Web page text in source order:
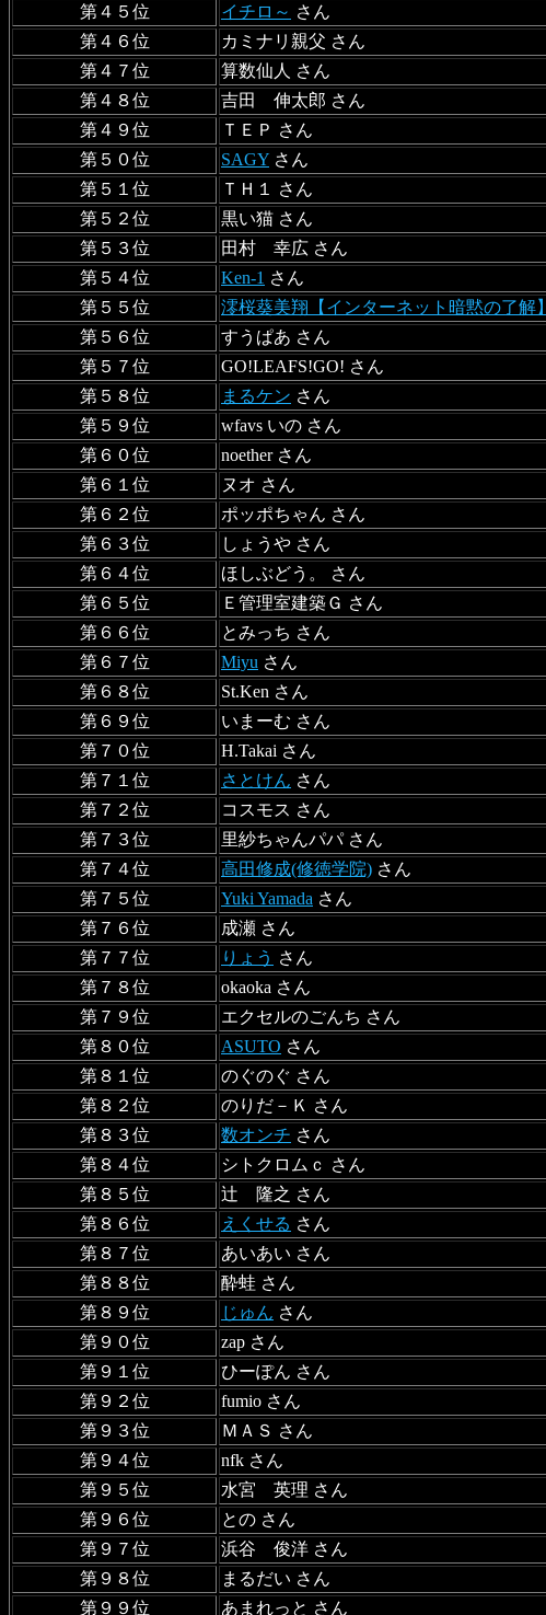
第４５位
イチロ～ さん
第４６位
カミナリ親父 さん
第４７位
算数仙人 さん
第４８位
吉田 伸太郎 さん
第４９位
ＴＥＰ さん
第５０位
SAGY さん
第５１位
ＴＨ１ さん
第５２位
黒い猫 さん
第５３位
田村 幸広 さん
第５４位
Ken-1 さん
第５５位
澪桜葵美翔【インターネット暗黙の了解】
第５６位
すうぱあ さん
第５７位
GO!LEAFS!GO! さん
第５８位
まるケン さん
第５９位
wfavs いの さん
第６０位
noether さん
第６１位
ヌオ さん
第６２位
ポッポちゃん さん
第６３位
しょうや さん
第６４位
ほしぶどう。 さん
第６５位
Ｅ管理室建築Ｇ さん
第６６位
とみっち さん
第６７位
Miyu さん
第６８位
St.Ken さん
第６９位
いまーむ さん
第７０位
H.Takai さん
第７１位
さとけん さん
第７２位
コスモス さん
第７３位
里紗ちゃんパパ さん
第７４位
高田修成(修徳学院) さん
第７５位
Yuki Yamada さん
第７６位
成瀬 さん
第７７位
りょう さん
第７８位
okaoka さん
第７９位
エクセルのごんち さん
第８０位
ASUTO さん
第８１位
のぐのぐ さん
第８２位
のりだ－Ｋ さん
第８３位
数オンチ さん
第８４位
シトクロムｃ さん
第８５位
辻 隆之 さん
第８６位
えくせる さん
第８７位
あいあい さん
第８８位
酔蛙 さん
第８９位
じゅん さん
第９０位
zap さん
第９１位
ひーぽん さん
第９２位
fumio さん
第９３位
ＭＡＳ さん
第９４位
nfk さん
第９５位
水宮 英理 さん
第９６位
との さん
第９７位
浜谷 俊洋 さん
第９８位
まるだい さん
第９９位
あまれっと さん